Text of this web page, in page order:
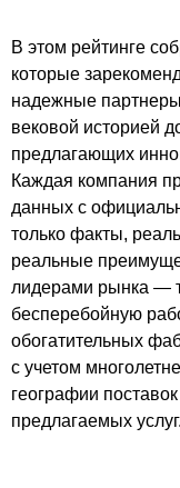
В этом рейтинге
которые
надежные
вековой историей
предлагающих
Каждая компания
данных с
только факты,
реальные
лидерами рынка —
бесперебойную
обогатительных
с учетом
географии
предлагаемых услуг.